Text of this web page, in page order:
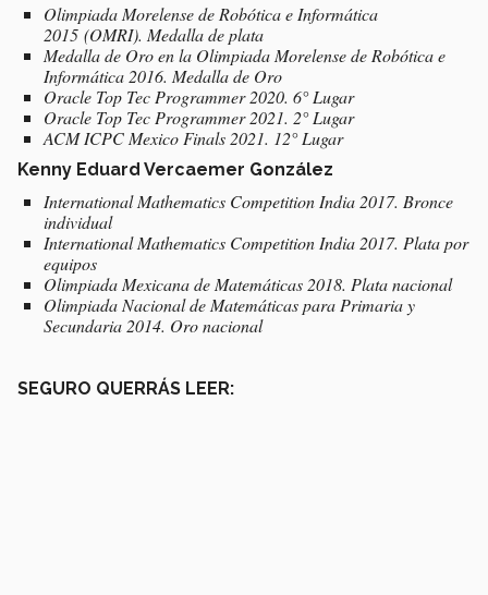
Olimpiada Morelense de Robótica e Informática
2015 (OMRI). Medalla de plata
Medalla de Oro en la Olimpiada Morelense de Robótica e
Informática 2016. Medalla de Oro
Oracle Top Tec Programmer 2020. 6° Lugar
Oracle Top Tec Programmer 2021. 2° Lugar
ACM ICPC Mexico Finals 2021. 12° Lugar
Kenny Eduard Vercaemer González
International Mathematics Competition India 2017. Bronce
individual
International Mathematics Competition India 2017. Plata por
equipos
Olimpiada Mexicana de Matemáticas 2018. Plata nacional
Olimpiada Nacional de Matemáticas para Primaria y
Secundaria 2014. Oro nacional
SEGURO QUERRÁS LEER: